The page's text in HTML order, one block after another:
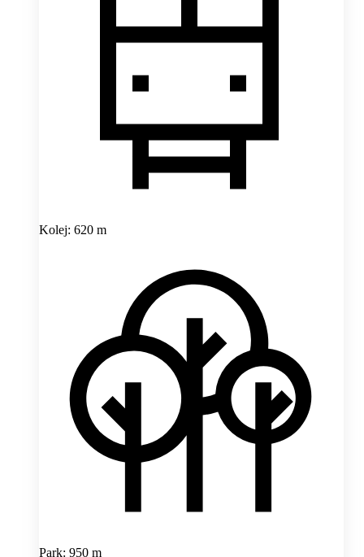
Kolej: 620 m
Park: 950 m